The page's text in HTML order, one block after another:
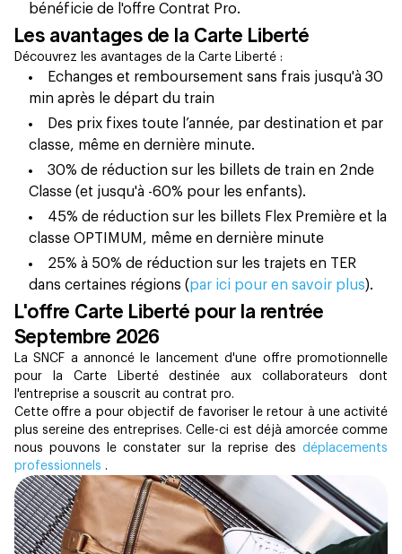
bénéficie de l'offre Contrat Pro.
Les avantages de la Carte Liberté
Découvrez les avantages de la Carte Liberté :
Echanges et remboursement sans frais jusqu'à 30
min après le départ du train
Des prix fixes toute l’année, par destination et par
classe, même en dernière minute.
30% de réduction sur les billets de train en 2nde
Classe (et jusqu'à -60% pour les enfants).
45% de réduction sur les billets Flex Première et la
classe OPTIMUM, même en dernière minute
25% à 50% de réduction sur les trajets en TER
dans certaines régions (par ici pour en savoir plus).‍
L'offre Carte Liberté pour la rentrée
Septembre 2026
La SNCF a annoncé le lancement d'une offre promotionnelle
pour la Carte Liberté destinée aux collaborateurs dont
l'entreprise a souscrit au contrat pro.
Cette offre a pour objectif de favoriser le retour à une activité
plus sereine des entreprises. Celle-ci est déjà amorcée comme
nous pouvons le constater sur la reprise des déplacements
professionnels .